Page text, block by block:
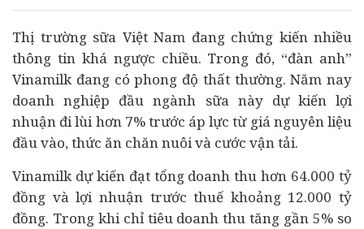
Thị trường sữa Việt Nam đang chứng kiến nhiều
thông tin khá ngược chiều. Trong đó, “đàn anh”
Vinamilk đang có phong độ thất thường. Năm nay
doanh nghiệp đầu ngành sữa này dự kiến lợi
nhuận đi lùi hơn 7% trước áp lực từ giá nguyên liệu
đầu vào, thức ăn chăn nuôi và cước vận tải.
Vinamilk dự kiến đạt tổng doanh thu hơn 64.000 tỷ
đồng và lợi nhuận trước thuế khoảng 12.000 tỷ
đồng. Trong khi chỉ tiêu doanh thu tăng gần 5% so